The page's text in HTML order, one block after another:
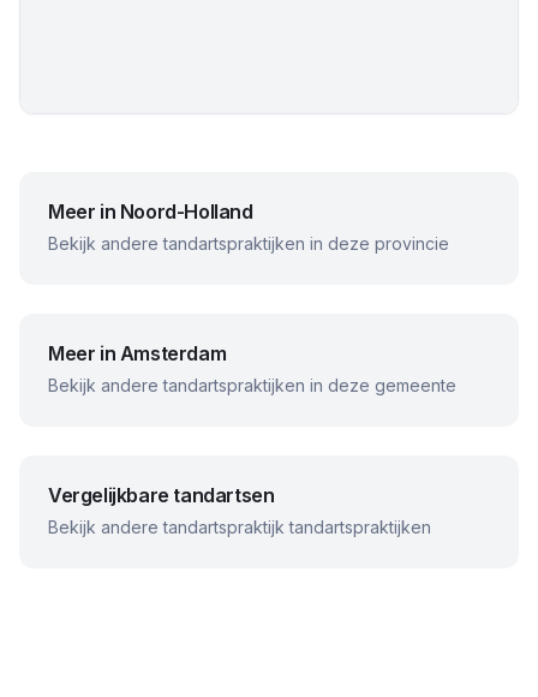
Meer in Noord-Holland
Bekijk andere tandartspraktijken in deze provincie
Meer in Amsterdam
Bekijk andere tandartspraktijken in deze gemeente
Vergelijkbare tandartsen
Bekijk anderetandartspraktijk tandartspraktijken